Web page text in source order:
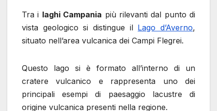
Tra i laghi Campania più rilevanti dal punto di
vista geologico si distingue il Lago d’Averno,
situato nell’area vulcanica dei Campi Flegrei.
Questo lago si è formato all’interno di un
cratere vulcanico e rappresenta uno dei
principali esempi di paesaggio lacustre di
origine vulcanica presenti nella regione.